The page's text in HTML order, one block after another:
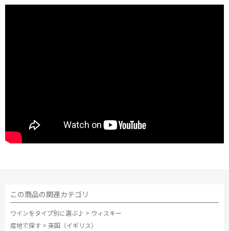
この商品の関連カテゴリ
ワインをタイプ別に選ぶ♪ > ウィスキー
産地で探す > 英国（イギリス）